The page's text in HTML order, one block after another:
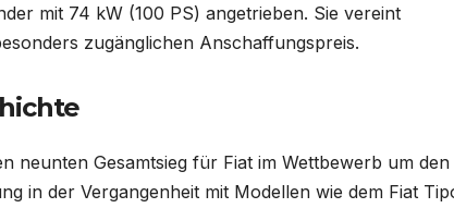
mit 74 kW (100 PS) angetrieben. Sie vereint
zugänglichen Anschaffungspreis.
neunten Gesamtsieg für Fiat im Wettbewerb um den
in der Vergangenheit mit Modellen wie dem Fiat